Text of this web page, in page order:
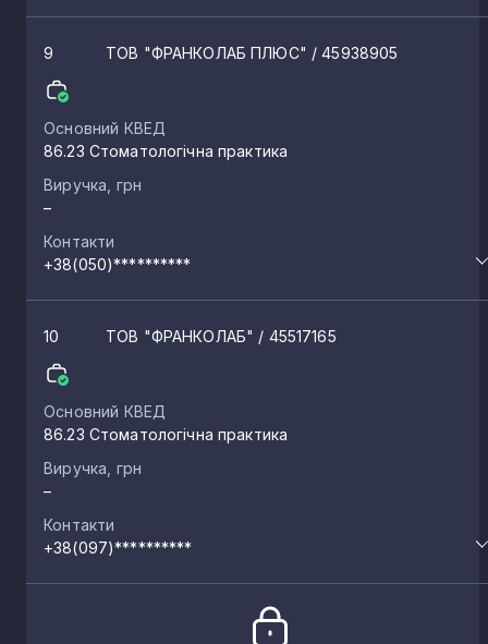
9 ТОВ "ФРАНКОЛАБ ПЛЮС" / 45938905
Основний КВЕД
86.23 Стоматологічна практика
Виручка, грн
–
Контакти
+38(050)**********
10 ТОВ "ФРАНКОЛАБ" / 45517165
Основний КВЕД
86.23 Стоматологічна практика
Виручка, грн
–
Контакти
+38(097)**********